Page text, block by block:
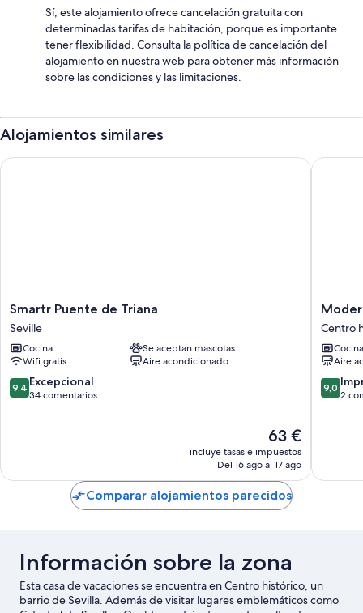
Sí, este alojamiento ofrece cancelación gratuita con
determinadas tarifas de habitación, porque es importante
tener flexibilidad. Consulta la política de cancelación del
alojamiento en nuestra web para obtener más información
sobre las condiciones y las limitaciones.
Alojamientos similares
Smartr
Puente
de
Triana
Seville
Smartr Puente de Triana
Seville
Cocina
Se aceptan mascotas
Wifi gratis
Aire acondicionado
9.4
sobre
9,4 Excepcional
34 comentarios
El
precio
actual
de
63 €
63 €
incluye tasas e impuestos
Del 16 ago al 17 ago
Smartr Puente de Triana
Modern
in
Seville.
Corral
del
Rey
Centro
Cocina
Aire
9.0
sobre
9,0
2
Modern
Comparar alojamientos parecidos
Información sobre la zona
Esta casa de vacaciones se encuentra en Centro histórico, un
barrio de Sevilla. Además de visitar lugares emblemáticos como